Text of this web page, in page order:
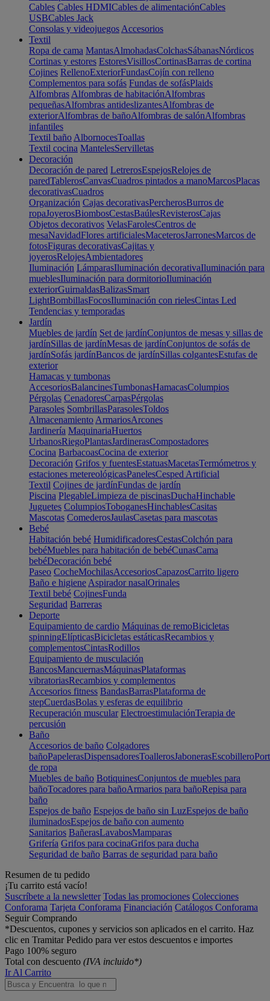
Cables Cables HDMICables de alimentaciónCables
USBCables Jack
Consolas y videojuegos Accesorios
Textil
Ropa de cama MantasAlmohadasColchasSábanasNórdicos
Cortinas y estores EstoresVisillosCortinasBarras de cortina
Cojines RellenoExteriorFundasCojín con relleno
Complementos para sofás Fundas de sofásPlaids
Alfombras Alfombras de habitaciónAlfombras
pequeñasAlfombras antideslizantesAlfombras de
exteriorAlfombras de bañoAlfombras de salónAlfombras
infantiles
Textil baño AlbornocesToallas
Textil cocina MantelesServilletas
Decoración
Decoración de pared LetrerosEspejosRelojes de
paredTablerosCanvasCuadros pintados a manoMarcosPlacas
decorativasCuadros
Organización Cajas decorativasPercherosBurros de
ropaJoyerosBiombosCestasBaúlesRevisterosCajas
Objetos decorativos VelasFarolesCentros de
mesaNavidadFlores artificialesMaceterosJarronesMarcos de
fotosFiguras decorativasCajitas y
joyerosRelojesAmbientadores
Iluminación LámparasIluminación decorativaIluminación para
mueblesIluminación para dormitorioIluminación
exteriorGuirnaldasBalizasSmart
LightBombillasFocosIluminación con rielesCintas Led
Tendencias y temporadas
Jardín
Muebles de jardín Set de jardínConjuntos de mesas y sillas de
jardínSillas de jardínMesas de jardínConjuntos de sofás de
jardínSofás jardínBancos de jardínSillas colgantesEstufas de
exterior
Hamacas y tumbonas
AccesoriosBalancinesTumbonasHamacasColumpios
Pérgolas CenadoresCarpasPérgolas
Parasoles SombrillasParasolesToldos
Almacenamiento ArmariosArcones
Jardinería MaquinariaHuertos
UrbanosRiegoPlantasJardinerasCompostadores
Cocina BarbacoasCocina de exterior
Decoración Grifos y fuentesEstatuasMacetasTermómetros y
estaciones metereológicasPanelesCesped Artificial
Textil Cojines de jardínFundas de jardín
Piscina PlegableLimpieza de piscinasDuchaHinchable
Juguetes ColumpiosToboganesHinchablesCasitas
Mascotas ComederosJaulasCasetas para mascotas
Bebé
Habitación bebé HumidificadoresCestasColchón para
bebéMuebles para habitación de bebéCunasCama
bebéDecoración bebé
Paseo CocheMochilasAccesoriosCapazosCarrito ligero
Baño e higiene Aspirador nasalOrinales
Textil bebé CojinesFunda
Seguridad Barreras
Deporte
Equipamiento de cardio Máquinas de remoBicicletas
spinningElípticasBicicletas estáticasRecambios y
complementosCintasRodillos
Equipamiento de musculación
BancosMancuernasMáquinasPlataformas
vibratoriasRecambios y complementos
Accesorios fitness BandasBarrasPlataforma de
stepCuerdasBolas y esferas de equilibrio
Recuperación muscular ElectroestimulaciónTerapia de
percusión
Baño
Accesorios de baño Colgadores
bañoPapelerasDispensadoresToallerosJabonerasEscobillero
de ropa
Muebles de baño BotiquinesConjuntos de muebles para
bañoTocadores para bañoArmarios para bañoRepisa para
baño
Espejos de baño Espejos de baño sin LuzEspejos de baño
iluminadosEspejos de baño con aumento
Sanitarios BañerasLavabosMamparas
Grifería Grifos para cocinaGrifos para ducha
Seguridad de baño Barras de seguridad para baño
Resumen de tu pedido
¡Tu carrito está vacío!
Suscríbete a la newsletter Todas las promociones Colecciones
Conforama Tarjeta Conforama Financiación Catálogos Conforama
Seguir Comprando
*Descuentos, cupones y servicios son aplicados en el carrito. Haz
clic en Tramitar Pedido para ver estos descuentos e importes
Pago 100% seguro
Total con descuento (IVA incluido*)
Ir Al Carrito